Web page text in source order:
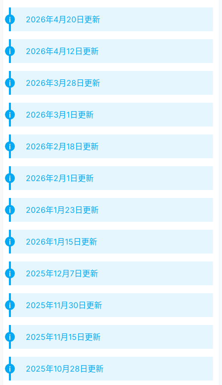
2026年4月20日更新
2026年4月12日更新
2026年3月28日更新
2026年3月1日更新
2026年2月18日更新
2026年2月1日更新
2026年1月23日更新
2026年1月15日更新
2025年12月7日更新
2025年11月30日更新
2025年11月15日更新
2025年10月28日更新